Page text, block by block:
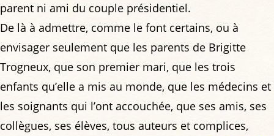
parent ni ami du couple présidentiel.
De là à admettre, comme le font certains, ou à
envisager seulement que les parents de Brigitte
Trogneux, que son premier mari, que les trois
enfants qu’elle a mis au monde, que les médecins et
les soignants qui l’ont accouchée, que ses amis, ses
collègues, ses élèves, tous auteurs et complices,